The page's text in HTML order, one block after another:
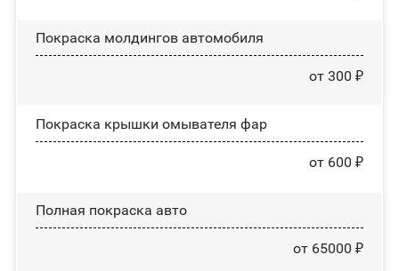
Покраска молдингов автомобиля
от 300 ₽
Покраска крышки омывателя фар
от 600 ₽
Полная покраска авто
от 65000 ₽